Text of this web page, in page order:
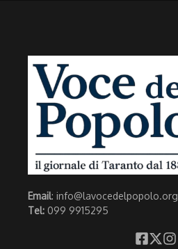
Email: info@lavocedelpopolo.org
Tel: 099 9915295